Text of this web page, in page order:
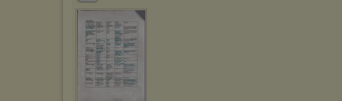
marketingowych).
Wyrażenie sprzeciwu spowoduje, że wyświetlana Ci reklama nie
będzie dopasowana do Twoich preferencji, a będzie to reklama
wyświetlona przypadkowo.
Istnieje możliwość zmiany ustawień przeglądarki internetowej w
sposób uniemożliwiający przechowywanie plików cookies na